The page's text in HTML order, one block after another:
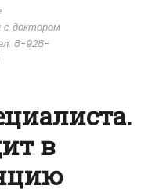
с доктором
8-928-
в